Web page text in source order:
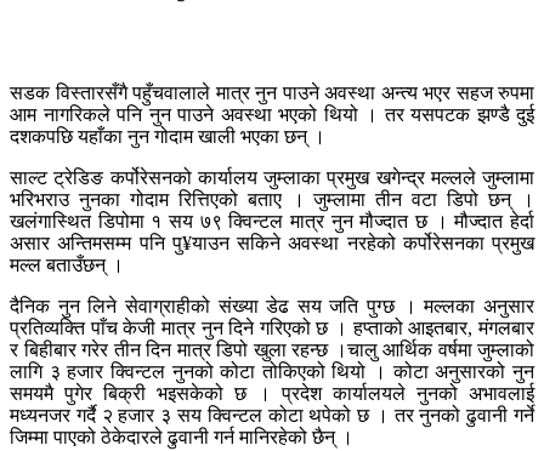
सडक विस्तारसँगै पहुँचवालाले मात्र नुन पाउने अवस्था अन्त्य भएर सहज रुपमा
आम नागरिकले पनि नुन पाउने अवस्था भएको थियो । तर यसपटक झण्डै दुई
दशकपछि यहाँका नुन गोदाम खाली भएका छन् ।
साल्ट ट्रेडिङ कर्पोरेसनको कार्यालय जुम्लाका प्रमुख खगेन्द्र मल्लले जुम्लामा
भरिभराउ नुनका गोदाम रित्तिएको बताए । जुम्लामा तीन वटा डिपो छन् ।
खलंगास्थित डिपोमा १ सय ७९ क्विन्टल मात्र नुन मौज्दात छ । मौज्दात हेर्दा
असार अन्तिमसम्म पनि पु¥याउन सकिने अवस्था नरहेको कर्पोरेसनका प्रमुख
मल्ल बताउँछन् ।
दैनिक नुन लिने सेवाग्राहीको संख्या डेढ सय जति पुग्छ । मल्लका अनुसार
प्रतिव्यक्ति पाँच केजी मात्र नुन दिने गरिएको छ । हप्ताको आइतबार, मंगलबार
र बिहीबार गरेर तीन दिन मात्र डिपो खुला रहन्छ ।चालु आर्थिक वर्षमा जुम्लाको
लागि ३ हजार क्विन्टल नुनको कोटा तोकिएको थियो । कोटा अनुसारको नुन
समयमै पुगेर बिक्री भइसकेको छ । प्रदेश कार्यालयले नुनको अभावलाई
मध्यनजर गर्दै २ हजार ३ सय क्विन्टल कोटा थपेको छ । तर नुनको ढुवानी गर्ने
जिम्मा पाएको ठेकेदारले ढुवानी गर्न मानिरहेको छैन् ।